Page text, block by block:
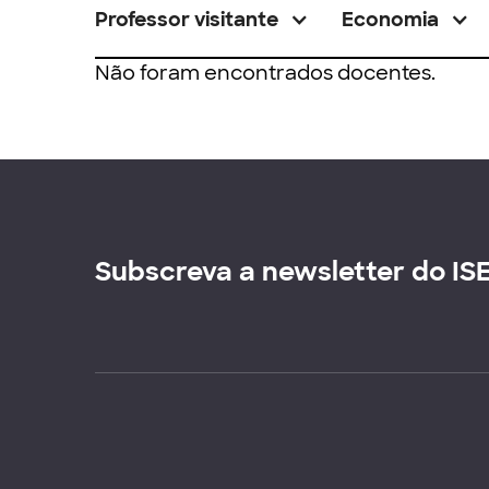
Professor visitante Economia
Não foram encontrados docentes.
Subscreva a newsletter do